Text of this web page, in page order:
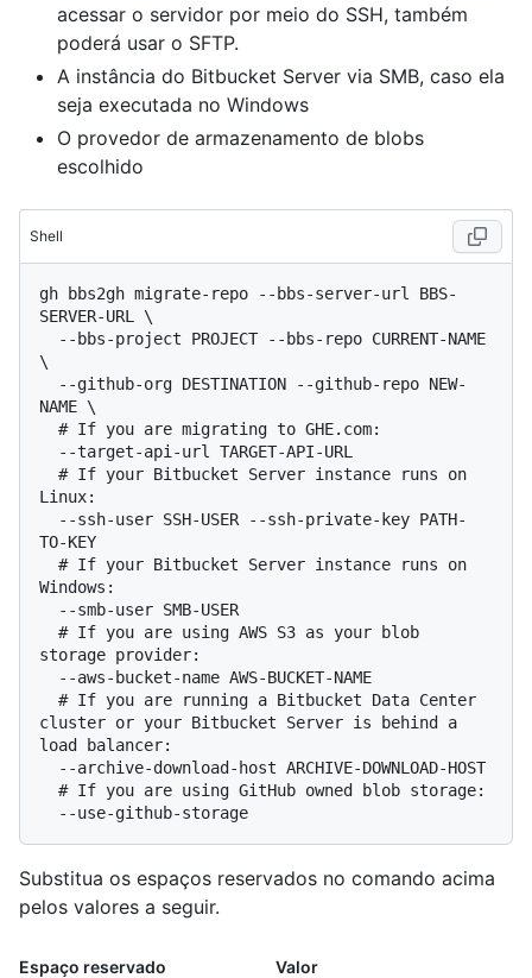
acessar o servidor por meio do SSH, também
poderá usar o SFTP.
A instância do Bitbucket Server via SMB, caso ela
seja executada no Windows
O provedor de armazenamento de blobs
escolhido
Shell
gh bbs2gh migrate-repo --bbs-server-url BBS-
SERVER-URL \
\
  #
If you are migrating to GHE.com:
  #
If your Bitbucket Server instance runs on
Linux:
  #
If your Bitbucket Server instance runs on
Windows:
  #
If you are using AWS S3 as your blob
storage provider:
  #
If you are running a Bitbucket Data Center
cluster or your Bitbucket Server is behind a
load balancer:
  #
If you are using GitHub owned blob storage:
Substitua os espaços reservados no comando acima
pelos valores a seguir.
Espaço reservado Valor